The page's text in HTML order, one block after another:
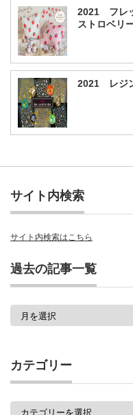
2021 フレ
ストロベリ
2021 レジ
サイト内検索
サイト内検索はこちら
過去の記事一覧
過
一
覧
カテゴリー
カ